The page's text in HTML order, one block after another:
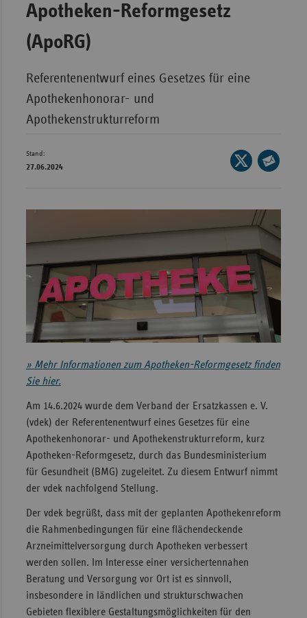
Apotheken-Reformgesetz
(ApoRG)
Referentenentwurf eines Gesetzes für eine
Apothekenhonorar- und
Apothekenstrukturreform
Stand:
27.06.2024
Seite
auf
E-
Mail
» Mehr Informationen zum Apotheken-Reformgesetz finden
Sie hier.
Am 14.6.2024 wurde dem Verband der Ersatzkassen e. V.
(vdek) der Referentenentwurf eines Gesetzes für eine
Apothekenhonorar- und Apothekenstrukturreform, kurz
Apotheken-Reformgesetz, durch das Bundesministerium
für Gesundheit (BMG) zugeleitet. Zu diesem Entwurf nimmt
der vdek nachfolgend Stellung.
Der vdek begrüßt, dass mit der geplanten Apothekenreform
die Rahmenbedingungen für eine flächendeckende
Arzneimittelversorgung durch Apotheken verbessert
werden sollen. Im Interesse einer versichertennahen
Beratung und Versorgung vor Ort ist es sinnvoll,
insbesondere in ländlichen und strukturschwachen
Gebieten flexiblere Gestaltungsmöglichkeiten für den